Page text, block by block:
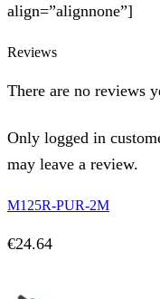
align=”alignnone”]
Reviews
There are no reviews
Only logged in
may leave a review.
M125R-PUR-2M
€24.64